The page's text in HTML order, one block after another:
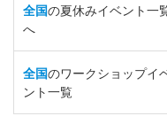
全国の夏休みイベント一
へ
全国のワークショップイ
ント一覧